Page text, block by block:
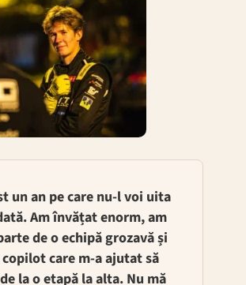
un an pe care nu-l voi uita
Am învățat enorm, am
de o echipă grozavă și
care m-a ajutat să
la o etapă la alta. Nu mă